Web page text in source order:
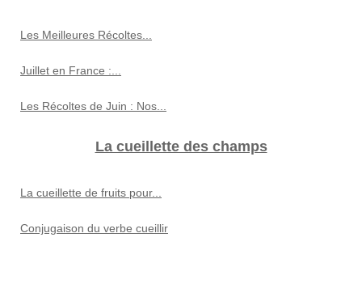
Les Meilleures Récoltes...
Juillet en France :...
Les Récoltes de Juin : Nos...
La cueillette des champs
La cueillette de fruits pour...
Conjugaison du verbe cueillir